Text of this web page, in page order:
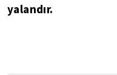
yalandır.